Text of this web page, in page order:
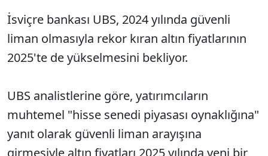
İsviçre bankası UBS, 2024 yılında güvenli
liman olmasıyla rekor kıran altın fiyatlarının
2025'te de yükselmesini bekliyor.
UBS analistlerine göre, yatırımcıların
muhtemel "hisse senedi piyasası oynaklığına"
yanıt olarak güvenli liman arayışına
girmesiyle altın fiyatları 2025 yılında yeni bir